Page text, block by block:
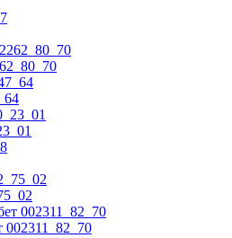
002311_82_70